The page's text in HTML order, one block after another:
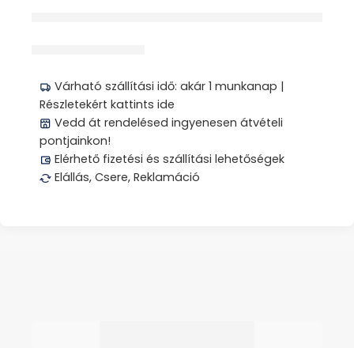
Várható szállítási idő: akár 1 munkanap |
Részletekért kattints ide
Vedd át rendelésed ingyenesen átvételi
pontjainkon!
Elérhető fizetési és szállítási lehetőségek
Elállás, Csere, Reklamáció